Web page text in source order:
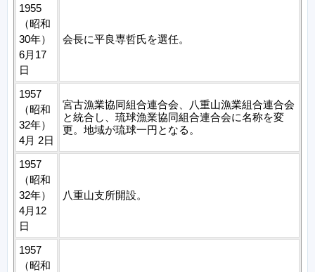
1955
（昭和
30年）
6月17
日
会長に平良専哲氏を選任。
1957
（昭和
32年）
4月 2日
宮古漁業協同組合連合会、八重山漁業組合連合会
と統合し、琉球漁業協同組合連合会に名称を変
更。地域が琉球一円となる。
1957
（昭和
32年）
4月12
日
八重山支所開設。
1957
（昭和